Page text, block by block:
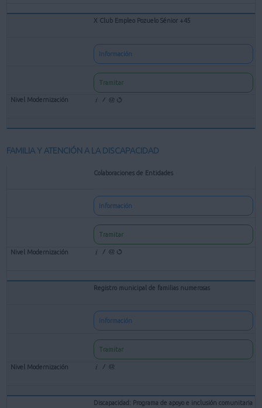
X Club Empleo Pozuelo Sénior +45
Información
Tramitar
FAMILIA Y ATENCIÓN A LA DISCAPACIDAD
Colaboraciones de Entidades
Información
Tramitar
Registro municipal de familias numerosas
Información
Tramitar
Discapacidad: Programa de apoyo e inclusión comunitaria